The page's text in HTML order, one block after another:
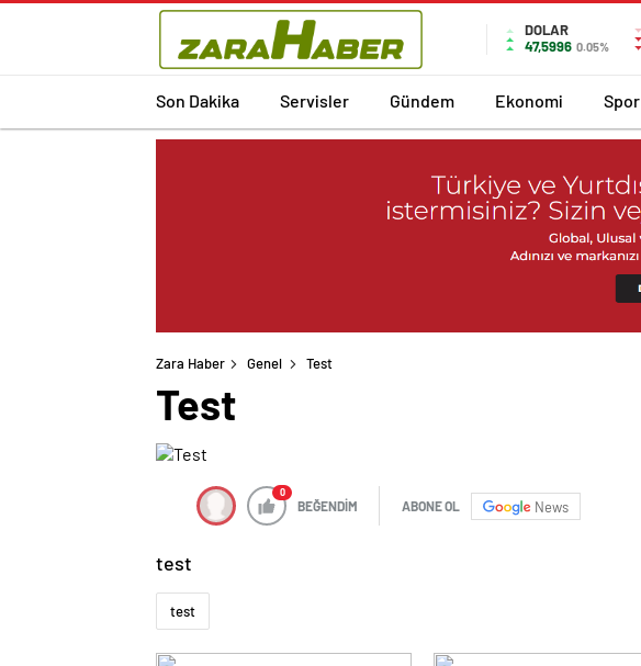
DOLAR
47,5996 0.05%
Son Dakika Servisler Gündem Ekonomi Spor
Zara Haber Genel Test
Test
0
BEĞENDİM ABONE OL News
test
test